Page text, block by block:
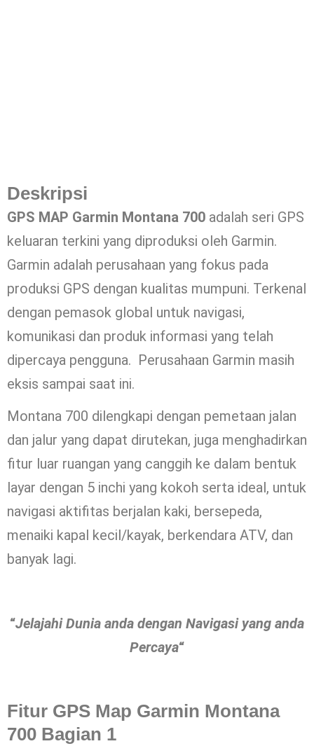
Deskripsi
GPS MAP Garmin Montana 700 adalah seri GPS
keluaran terkini yang diproduksi oleh Garmin.
Garmin adalah perusahaan yang fokus pada
produksi GPS dengan kualitas mumpuni. Terkenal
dengan pemasok global untuk navigasi,
komunikasi dan produk informasi yang telah
dipercaya pengguna. Perusahaan Garmin masih
eksis sampai saat ini.
Montana 700 dilengkapi dengan pemetaan jalan
dan jalur yang dapat dirutekan, juga menghadirkan
fitur luar ruangan yang canggih ke dalam bentuk
layar dengan 5 inchi yang kokoh serta ideal, untuk
navigasi aktifitas berjalan kaki, bersepeda,
menaiki kapal kecil/kayak, berkendara ATV, dan
banyak lagi.
“Jelajahi Dunia anda dengan Navigasi yang anda
Percaya“
Fitur GPS Map Garmin Montana
700 Bagian 1